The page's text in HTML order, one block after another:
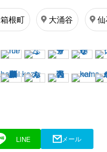
箱根町 大涌谷
LINE メール